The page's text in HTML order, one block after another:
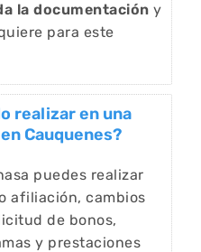
la documentación y
para este
realizar en una
Cauquenes?
puedes realizar
afiliación, cambios
de bonos,
y prestaciones